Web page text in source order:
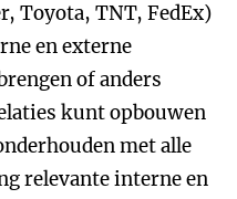
Toyota, TNT, FedEx)
en externe
of anders
kunt opbouwen
met alle
relevante interne en